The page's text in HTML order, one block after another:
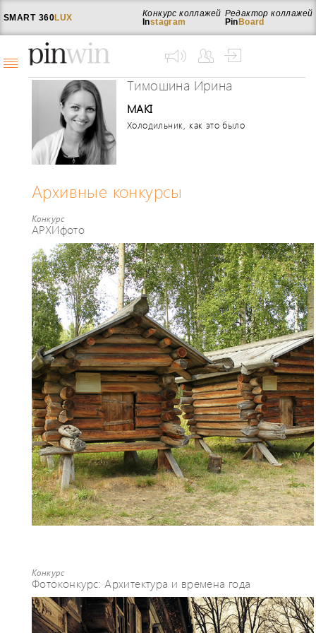
SMART 360LUX
Редактор коллажей
Pin Board
Конкурс коллажей
Instagram
Тимошина Ирина
MAKI
Холодильник, как это было
Архивные конкурсы
Конкурс
АРХИфото
Конкурс
Фотоконкурс: Архитектура и времена года